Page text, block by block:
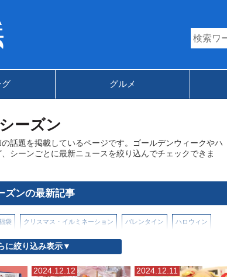
グ グルメ
シーズン
話題を掲載しているページです。ゴールデンウィークやハ
シーンごとに最新ニュースを絞り込んでチェックできま
ズンの最新記事
袋 クリスマス・イルミネーション バレンタイン ハロウィン
お花見 秋のお出かけ
に絞り込み表示▼
2024.12.12 2024.12.11